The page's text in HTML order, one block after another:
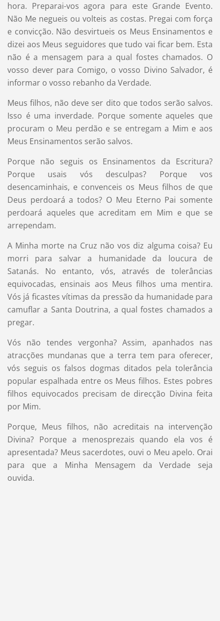
hora. Preparai-vos agora para este Grande Evento.
Não Me negueis ou volteis as costas. Pregai com força
e convicção. Não desvirtueis os Meus Ensinamentos e
dizei aos Meus seguidores que tudo vai ficar bem. Esta
não é a mensagem para a qual fostes chamados. O
vosso dever para Comigo, o vosso Divino Salvador, é
informar o vosso rebanho da Verdade.
Meus filhos, não deve ser dito que todos serão salvos.
Isso é uma inverdade. Porque somente aqueles que
procuram o Meu perdão e se entregam a Mim e aos
Meus Ensinamentos serão salvos.
Porque não seguis os Ensinamentos da Escritura?
Porque usais vós desculpas? Porque vos
desencaminhais, e convenceis os Meus filhos de que
Deus perdoará a todos? O Meu Eterno Pai somente
perdoará aqueles que acreditam em Mim e que se
arrependam.
A Minha morte na Cruz não vos diz alguma coisa? Eu
morri para salvar a humanidade da loucura de
Satanás. No entanto, vós, através de tolerâncias
equivocadas, ensinais aos Meus filhos uma mentira.
Vós já ficastes vítimas da pressão da humanidade para
camuflar a Santa Doutrina, a qual fostes chamados a
pregar.
Vós não tendes vergonha? Assim, apanhados nas
atracções mundanas que a terra tem para oferecer,
vós seguis os falsos dogmas ditados pela tolerância
popular espalhada entre os Meus filhos. Estes pobres
filhos equivocados precisam de direcção Divina feita
por Mim.
Porque, Meus filhos, não acreditais na intervenção
Divina? Porque a menosprezais quando ela vos é
apresentada? Meus sacerdotes, ouvi o Meu apelo. Orai
para que a Minha Mensagem da Verdade seja
ouvida.